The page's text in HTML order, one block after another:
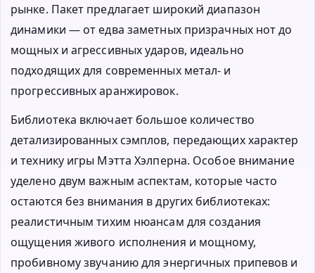
рынке. Пакет предлагает широкий диапазон
динамики — от едва заметных призрачных нот до
мощных и агрессивных ударов, идеально
подходящих для современных метал- и
прогрессивных аранжировок.
Библиотека включает большое количество
детализированных сэмплов, передающих характер
и технику игры Мэтта Хэлперна. Особое внимание
уделено двум важным аспектам, которые часто
остаются без внимания в других библиотеках:
реалистичным тихим нюансам для создания
ощущения живого исполнения и мощному,
пробивному звучанию для энергичных припевов и